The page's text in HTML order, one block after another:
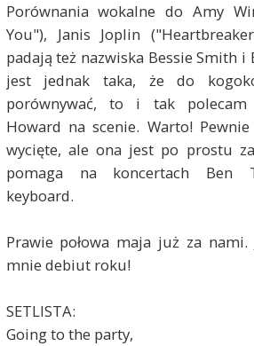
Porównania wokalne do Amy
You"), Janis Joplin
padają też nazwiska Bessie Smith i
jest jednak taka, że do
porównywać, to i tak polecam
Howard na scenie. Warto!
wycięte, ale ona jest po prostu
pomaga na koncertach Ben
keyboard.
Prawie połowa maja już za
mnie debiut roku!
SETLISTA:
Going to the party,